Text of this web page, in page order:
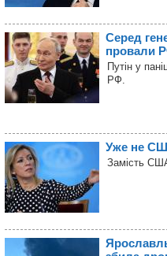
Серед
провали
Путін у
РФ.
Уже не
Замість